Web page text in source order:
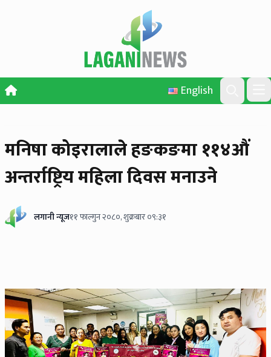
English
Search
मनिषा कोइरालाले हङकङमा ११४औं
अन्तर्राष्ट्रिय महिला दिवस मनाउने
लगानी न्यूज११ फाल्गुन २०८०, शुक्रबार ०९:३१